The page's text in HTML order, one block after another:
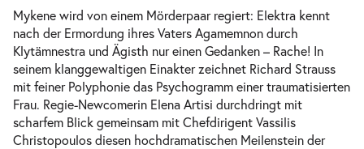
Elektra-
So.
30.05.2027
So. 30.05.2027
18:00–19:45 Uhr
Tickets
Mykene wird von einem Mörderpaar regiert: Elektra kennt
nach der Ermordung ihres Vaters Agamemnon durch
Klytämnestra und Ägisth nur einen Gedanken – Rache! In
seinem klanggewaltigen Einakter zeichnet Richard Strauss
mit feiner Polyphonie das Psychogramm einer traumatisierten
Frau. Regie-Newcomerin Elena Artisi durchdringt mit
scharfem Blick gemeinsam mit Chefdirigent Vassilis
Christopoulos diesen hochdramatischen Meilenstein der